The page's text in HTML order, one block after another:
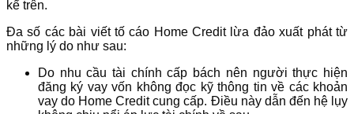
kể trên.
Đa số các bài viết tố cáo Home Credit lừa đảo xuất phát từ
những lý do như sau:
Do nhu cầu tài chính cấp bách nên người thực hiện
đăng ký vay vốn không đọc kỹ thông tin về các khoản
vay do Home Credit cung cấp. Điều này dẫn đến hệ lụy